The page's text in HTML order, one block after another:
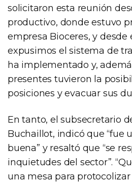
solicitaron esta reunión
productivo, donde estuvo
empresa Bioceres, y desde
expusimos el sistema de
ha implementado y,
presentes tuvieron la
posiciones y evacuar sus
En tanto, el subsecretario
Buchaillot, indicó que “fue
buena” y resaltó que “se
inquietudes del sector”.
una mesa para protocolizar